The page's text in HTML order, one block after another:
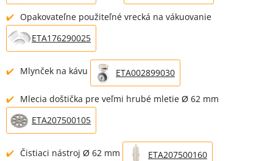
Opakovateľne použiteľné vrecká na vákuovanie
ETA176290025
Mlynček na kávu ETA002899030
Mlecia doštička pre veľmi hrubé mletie Ø 62 mm
ETA207500105
Čistiaci nástroj Ø 62 mm ETA207500160